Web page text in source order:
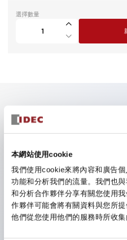
本網站使用cookie
我們使用cookie來將內容和廣告
功能和分析我們的流量。我們也
和分析合作夥伴分享有關您使用
作夥伴可能會將有關資料與您所
他們從您使用他們的服務時所收集
選擇數量
主要特點
泡）。以往需分色管理的 LED
泡呈現多種顏色。
符合 ISO 3864-4 安全色規範
顏色表現更明確鮮明，便於更多
簡易配線，提升作業效率不易脫